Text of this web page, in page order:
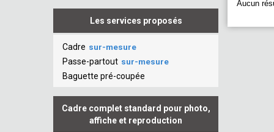
Les services proposés
Cadre sur-mesure
Passe-partout sur-mesure
Baguette pré-coupée
Cadre complet standard pour photo,
affiche et reproduction
Aucun